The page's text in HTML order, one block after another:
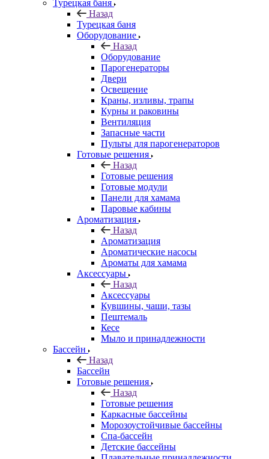
Турецкая баня
Назад
Турецкая баня
Оборудование
Назад
Оборудование
Парогенераторы
Двери
Освещение
Краны, изливы, трапы
Курны и раковины
Вентиляция
Запасные части
Пульты для парогенераторов
Готовые решения
Назад
Готовые решения
Готовые модули
Панели для хамама
Паровые кабины
Ароматизация
Назад
Ароматизация
Ароматические насосы
Ароматы для хамама
Аксессуары
Назад
Аксессуары
Кувшины, чаши, тазы
Пештемаль
Кесе
Мыло и принадлежности
Бассейн
Назад
Бассейн
Готовые решения
Назад
Готовые решения
Каркасные бассейны
Морозоустойчивые бассейны
Спа-бассейн
Детские бассейны